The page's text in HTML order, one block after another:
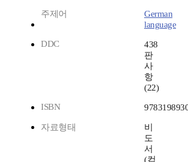
주제어
German
language
DDC
438
판
사
항
(22)
ISBN
자료형태
비
도
서
(컴